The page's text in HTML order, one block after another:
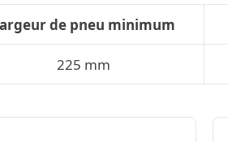
de pneu minimum
225 mm